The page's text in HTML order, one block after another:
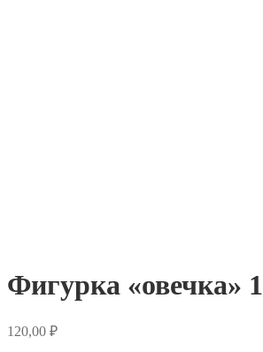
Фигурка «овечка» 1
120,00 ₽